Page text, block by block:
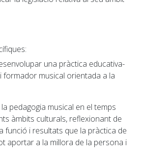
una pràctica educativa-
formador musical orientada a la
pedagogia musical en el temps
àmbits culturals, reflexionant de
funció i resultats que la pràctica de
aportar a la millora de la persona i